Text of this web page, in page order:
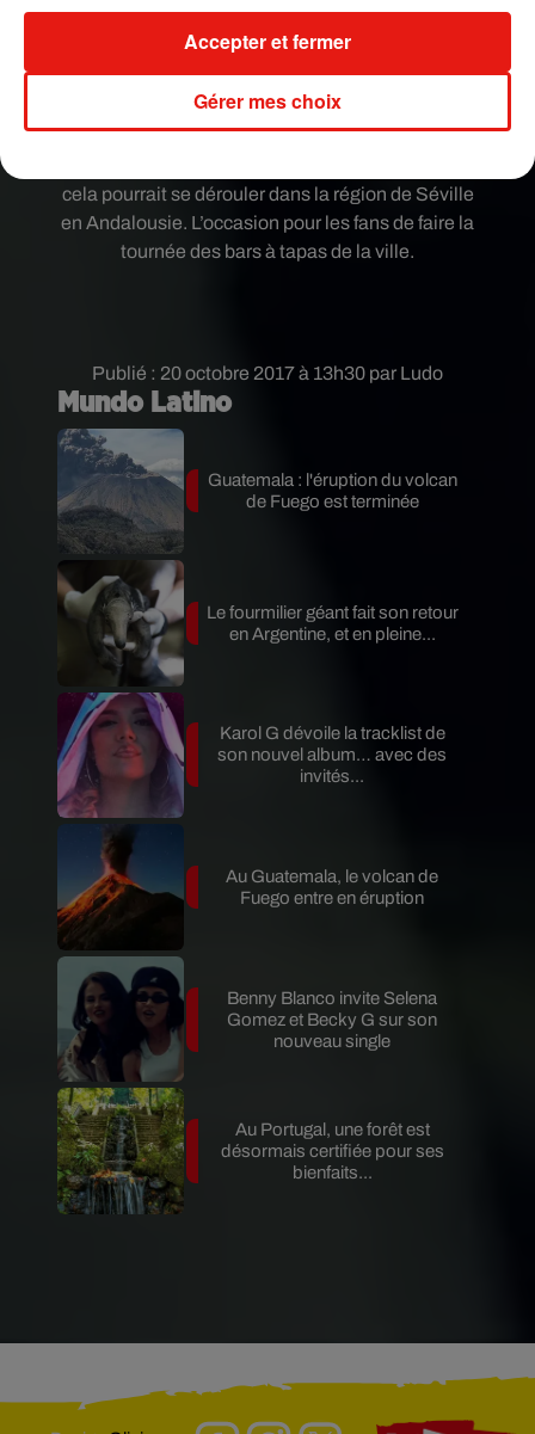
Publié : 20 octobre 2017 à 13h30 par Ludo
donc dire oui à Jwan Yosef en Espagne
autorise en effet le mariage homosexuel depuis
2005 et s’affiche résolument gay-friendly. Le lieu
précis de la cérémonie n’a pas encore été dévoilé,
cela pourrait se dérouler dans la région de Séville
en Andalousie. L’occasion pour les fans de faire la
tournée des bars à tapas de la ville.
Mundo Latino
Guatemala : l'éruption du volcan
de Fuego est terminée
Le fourmilier géant fait son retour
en Argentine, et en pleine...
Karol G dévoile la tracklist de
son nouvel album… avec des
invités...
Au Guatemala, le volcan de
Fuego entre en éruption
Benny Blanco invite Selena
Gomez et Becky G sur son
nouveau single
Au Portugal, une forêt est
désormais certifiée pour ses
bienfaits...
Gérer mes choix
Accepter et fermer